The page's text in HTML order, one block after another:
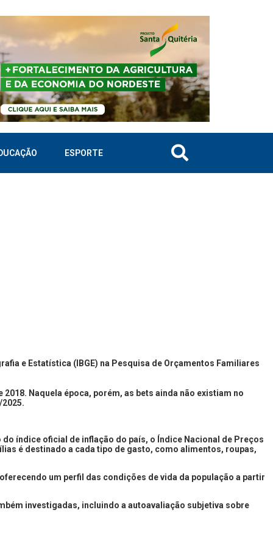
ESPORTE
e Estatística (IBGE) na Pesquisa de Orçamentos Familiares
Naquela época, porém, as bets ainda não existiam no
índice oficial de inflação do país, o Índice Nacional de Preços
é destinado a cada tipo de gasto, como alimentos, roupas,
um perfil das condições de vida da população a partir
investigadas, incluindo a autoavaliação subjetiva sobre